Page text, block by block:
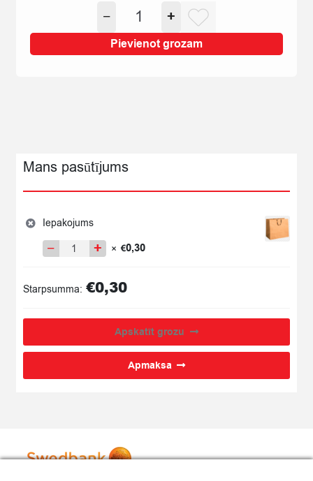
−
KONSERVI
ZIVJU
SENDVIČA
TUNCIS
+
Pievienot grozam
Mans pasūtījums
Iepakojums
−
Iepakojums+ × €0,30
Starpsumma: €0,30
Apskatīt grozu
Apmaksa